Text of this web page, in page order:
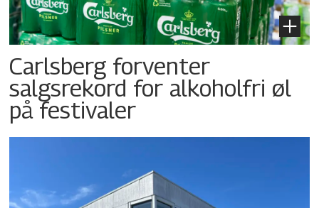
Carlsberg forventer
salgsrekord for alkoholfri øl
på festivaler